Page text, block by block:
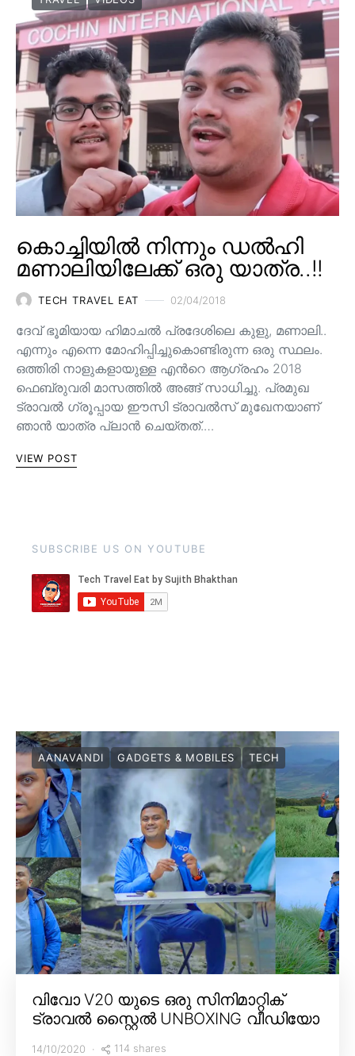
കൊച്ചിയിൽ നിന്നും ഡൽഹി
മണാലിയിലേക്ക് ഒരു യാത്ര..!!
TECH TRAVEL EAT 02/04/2018
ദേവ് ഭൂമിയായ ഹിമാചല്‍ പ്രദേശിലെ കുളു, മണാലി..
എന്നും എന്നെ മോഹിപ്പിച്ചുകൊണ്ടിരുന്ന ഒരു സ്ഥലം.
ഒത്തിരി നാളുകളായുള്ള എന്‍റെ ആഗ്രഹം 2018
ഫെബ്രുവരി മാസത്തില്‍ അങ്ങ് സാധിച്ചു. പ്രമുഖ
ട്രാവല്‍ ഗ്രൂപ്പായ ഈസി ട്രാവല്‍സ് മുഖേനയാണ്
ഞാന്‍ യാത്ര പ്ലാന്‍ ചെയ്തത്.…
VIEW POST
SUBSCRIBE US ON YOUTUBE
AANAVANDI GADGETS & MOBILES TECH
വിവോ V20 യുടെ ഒരു സിനിമാറ്റിക്
ട്രാവൽ സ്റ്റൈൽ UNBOXING വീഡിയോ
14/10/2020 114 shares